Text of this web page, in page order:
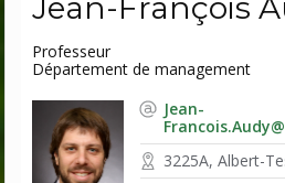
Jean-François
Professeur
Département de management
Jean-
3225A, Albert-